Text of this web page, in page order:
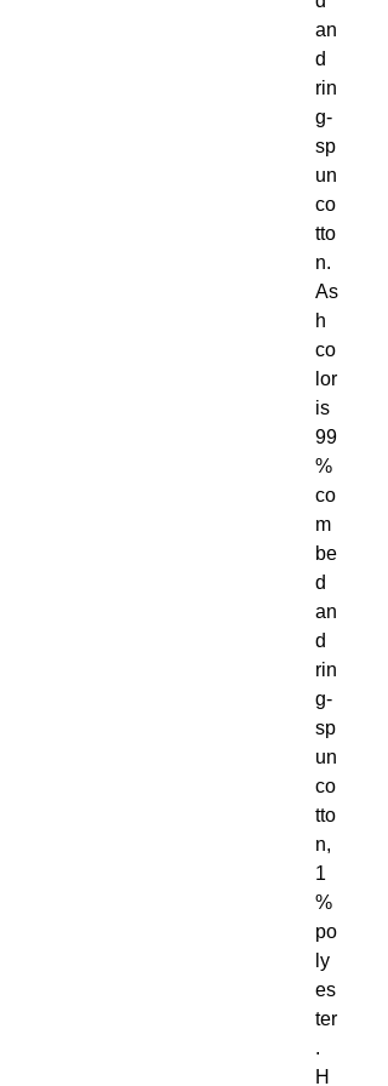
an
d
rin
g-
sp
un
co
tto
n.
As
h
co
lor
is
99
%
co
m
be
d
an
d
rin
g-
sp
un
co
tto
n,
1
%
po
ly
es
ter
.
H